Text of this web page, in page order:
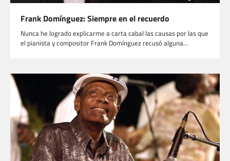
Frank Domínguez: Siempre en el recuerdo
Nunca he logrado explicarme a carta cabal las causas por las que
el pianista y compositor Frank Domínguez recusó alguna…